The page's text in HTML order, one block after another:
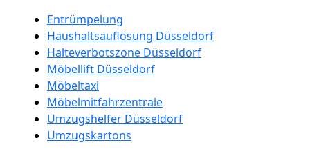
Entrümpelung
Haushaltsauflösung Düsseldorf
Halteverbotszone Düsseldorf
Möbellift Düsseldorf
Möbeltaxi
Möbelmitfahrzentrale
Umzugshelfer Düsseldorf
Umzugskartons